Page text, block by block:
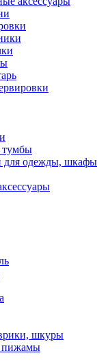
тумбы
для одежды, шкафы
шкуры
пижамы